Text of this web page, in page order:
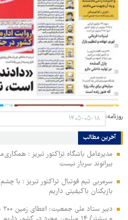
روزنامه:
آخرین مطالب
مدیرعامل باشگاه تراکتور تبریز :
بیرانوند سرباز نیست
سرمربی تیم فوتبال تراکتور تبریز : با
بازیکنان باکیفیتی داریم